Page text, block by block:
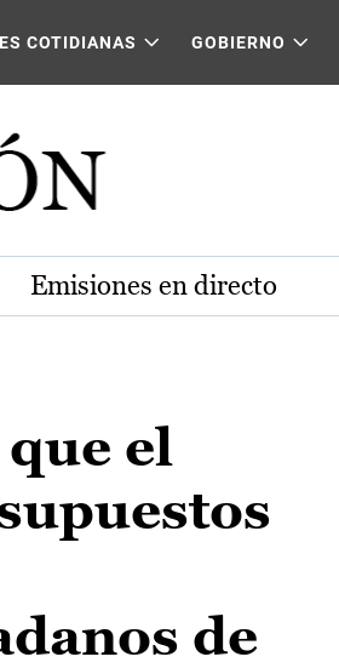
COTIDIANAS GOBIERNO
Emisiones en directo
el
de